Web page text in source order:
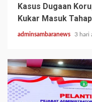
Kasus Dugaan
Kukar Masuk
adminsambaranews 3 hari